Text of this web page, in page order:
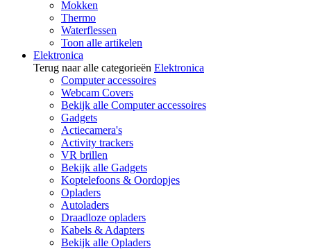
Mokken
Thermo
Waterflessen
Toon alle artikelen
Elektronica
Terug naar alle categorieën Elektronica
Computer accessoires
Webcam Covers
Bekijk alle Computer accessoires
Gadgets
Actiecamera's
Activity trackers
VR brillen
Bekijk alle Gadgets
Koptelefoons & Oordopjes
Opladers
Autoladers
Draadloze opladers
Kabels & Adapters
Bekijk alle Opladers